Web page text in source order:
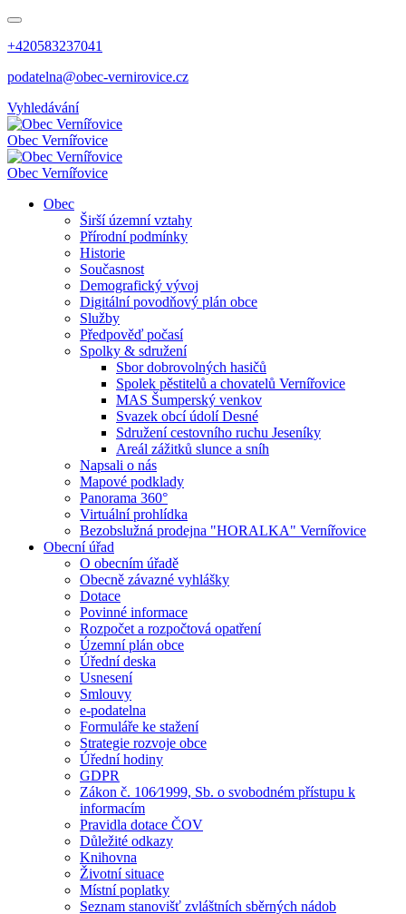
+420583237041
podatelna@obec-vernirovice.cz
Vyhledávání
Obec Vernířovice
Obec Vernířovice
Obec
Širší územní vztahy
Přírodní podmínky
Historie
Současnost
Demografický vývoj
Digitální povodňový plán obce
Služby
Předpověď počasí
Spolky & sdružení
Sbor dobrovolných hasičů
Spolek pěstitelů a chovatelů Vernířovice
MAS Šumperský venkov
Svazek obcí údolí Desné
Sdružení cestovního ruchu Jeseníky
Areál zážitků slunce a sníh
Napsali o nás
Mapové podklady
Panorama 360°
Virtuální prohlídka
Bezobslužná prodejna "HORALKA" Vernířovice
Obecní úřad
O obecním úřadě
Obecně závazné vyhlášky
Dotace
Povinné informace
Rozpočet a rozpočtová opatření
Územní plán obce
Úřední deska
Usnesení
Smlouvy
e-podatelna
Formuláře ke stažení
Strategie rozvoje obce
Úřední hodiny
GDPR
Zákon č. 106⁄1999, Sb. o svobodném přístupu k
informacím
Pravidla dotace ČOV
Důležité odkazy
Knihovna
Životní situace
Místní poplatky
Seznam stanovišť zvláštních sběrných nádob